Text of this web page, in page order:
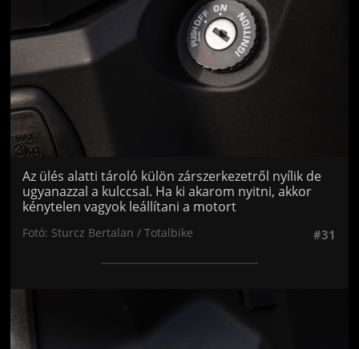
Az ülés alatti tároló külön zárszerkezetről nyílik de
ugyanazzal a kulccsal. Ha ki akarom nyitni, akkor
kénytelen vagyok leállítani a motort
Fotó: Sturcz Bertalan / Totalbike #31
Jön még kép!